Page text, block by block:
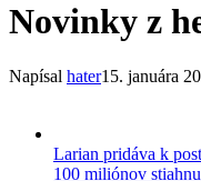
Novinky z
Napísal hater15. januára
Larian pridáva k
100 miliónov